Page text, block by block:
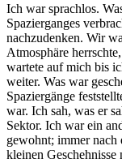
Ich war sprachlos.
Spazierganges
nachzudenken. Wir
Atmosphäre
wartete auf mich bis
weiter. Was war
Spaziergänge
war. Ich sah, was er
Sektor. Ich war ein
gewohnt; immer nach
kleinen Geschehnisse